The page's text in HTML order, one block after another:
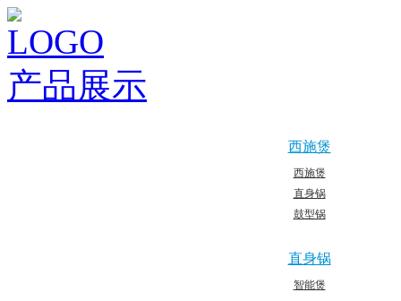
产品展示
西施煲
西施煲
直身锅
鼓型锅
直身锅
智能煲